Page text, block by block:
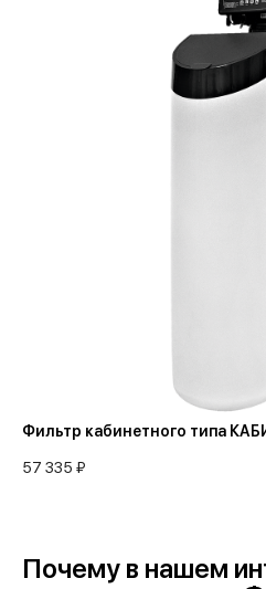
Фильтр кабинетного типа
57 335 ₽
Почему в нашем